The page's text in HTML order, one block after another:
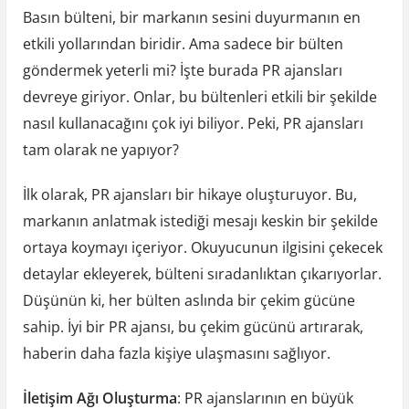
Basın bülteni, bir markanın sesini duyurmanın en
etkili yollarından biridir. Ama sadece bir bülten
göndermek yeterli mi? İşte burada PR ajansları
devreye giriyor. Onlar, bu bültenleri etkili bir şekilde
nasıl kullanacağını çok iyi biliyor. Peki, PR ajansları
tam olarak ne yapıyor?
İlk olarak, PR ajansları bir hikaye oluşturuyor. Bu,
markanın anlatmak istediği mesajı keskin bir şekilde
ortaya koymayı içeriyor. Okuyucunun ilgisini çekecek
detaylar ekleyerek, bülteni sıradanlıktan çıkarıyorlar.
Düşünün ki, her bülten aslında bir çekim gücüne
sahip. İyi bir PR ajansı, bu çekim gücünü artırarak,
haberin daha fazla kişiye ulaşmasını sağlıyor.
İletişim Ağı Oluşturma: PR ajanslarının en büyük